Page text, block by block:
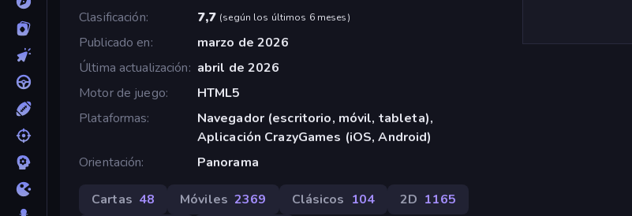
Clasificación
7,7 (según los últimos 6 meses)
Publicado en
marzo de 2026
Última actualización
abril de 2026
Motor de juego
HTML5
Plataformas
Navegador (escritorio, móvil, tableta),
Aplicación CrazyGames (iOS, Android)
Orientación
Panorama
Cartas 48 Móviles 2369 Clásicos 104 2D 1165